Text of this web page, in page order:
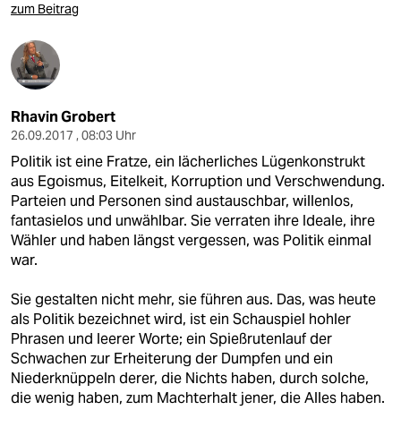
zum Beitrag
Rhavin Grobert
26.09.2017 , 08:03 Uhr
Politik ist eine Fratze, ein lächerliches Lügenkonstrukt
aus Egoismus, Eitelkeit, Korruption und Verschwendung.
Parteien und Personen sind austauschbar, willenlos,
fantasielos und unwählbar. Sie verraten ihre Ideale, ihre
Wähler und haben längst vergessen, was Politik einmal
war.
Sie gestalten nicht mehr, sie führen aus. Das, was heute
als Politik bezeichnet wird, ist ein Schauspiel hohler
Phrasen und leerer Worte; ein Spießrutenlauf der
Schwachen zur Erheiterung der Dumpfen und ein
Niederknüppeln derer, die Nichts haben, durch solche,
die wenig haben, zum Machterhalt jener, die Alles haben.